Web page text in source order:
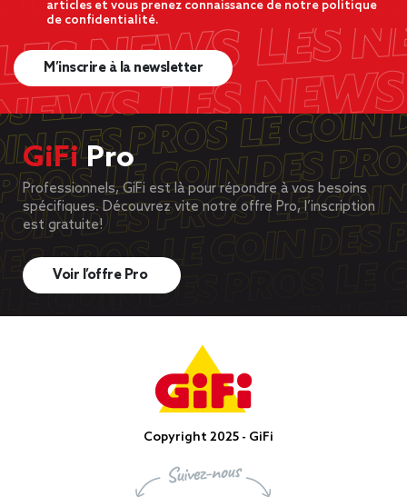
articles et vous prenez connaissance de notre politique
de confidentialité.
M’inscrire à la newsletter
GiFiPro
Professionnels, GiFi est là pour répondre à vos besoins
spécifiques. Découvrez vite notre offre Pro, l’inscription
est gratuite!
Voir l’offre Pro
Copyright 2025 - GiFi